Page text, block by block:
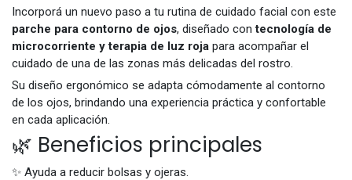
Incorporá un nuevo paso a tu rutina de cuidado facial con este
parche para contorno de ojos, diseñado contecnología de
microcorriente y terapia de luz roja para acompañar el
cuidado de una de las zonas más delicadas del rostro.
Su diseño ergonómico se adapta cómodamente al contorno
de los ojos, brindando una experiencia práctica y confortable
en cada aplicación.
🌿 Beneficios principales
✨ Ayuda a reducir bolsas y ojeras.